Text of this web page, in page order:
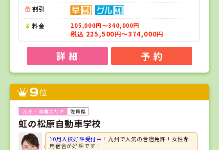
割引
料金 205,000円～340,000円
税込 225,500円～374,000円
詳 細 予 約
9位
佐賀県
虹の松原自動車学校
10月入校好評受付中！ 九州で人気の合宿免許！女性専
用宿舎が好評です！